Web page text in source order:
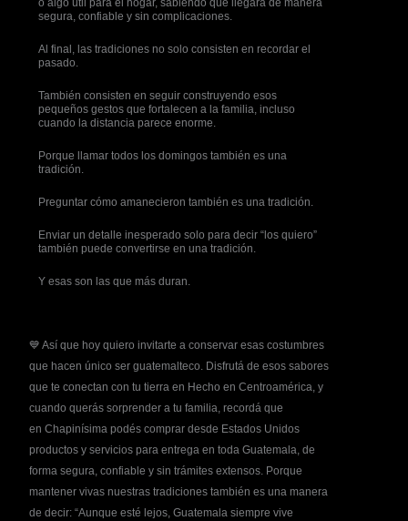
o algo útil para el hogar, sabiendo que llegará de manera
segura, confiable y sin complicaciones.
Al final, las tradiciones no solo consisten en recordar el
pasado.
También consisten en seguir construyendo esos
pequeños gestos que fortalecen a la familia, incluso
cuando la distancia parece enorme.
Porque llamar todos los domingos también es una
tradición.
Preguntar cómo amanecieron también es una tradición.
Enviar un detalle inesperado solo para decir “los quiero”
también puede convertirse en una tradición.
Y esas son las que más duran.
💙 Así que hoy quiero invitarte a conservar esas costumbres
que hacen único ser guatemalteco. Disfrutá de esos sabores
que te conectan con tu tierra en Hecho en Centroamérica, y
cuandoquerás sorprender a tu familia,recordá que
enChapinísima podés comprar desde Estados Unidos
productos y servicios para entrega en toda Guatemala, de
forma segura, confiable y sin trámites extensos. Porque
mantener vivas nuestras tradiciones también es una manera
de decir:“Aunque esté lejos, Guatemala siempre vive